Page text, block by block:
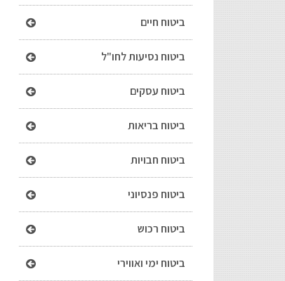
ביטוח חיים
ביטוח נסיעות לחו"ל
ביטוח עסקים
ביטוח בריאות
ביטוח חבויות
ביטוח פנסיוני
ביטוח רכוש
ביטוח ימי ואווירי